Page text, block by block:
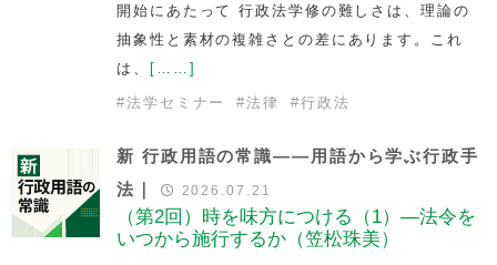
開始にあたって 行政法学修の難しさは、理論の
抽象性と素材の複雑さとの差にあります。これ
は、 [……]
#法学セミナー #法律 #行政法
新 行政用語の常識――用語から学ぶ行政手
法｜
2026.07.21
（第2回）時を味方につける（1）—法令を
いつから施行するか（笠松珠美）